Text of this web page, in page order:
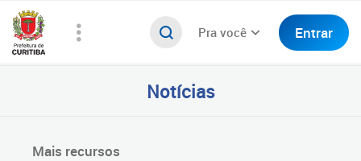
Pra você Entrar
Notícias
Mais recursos